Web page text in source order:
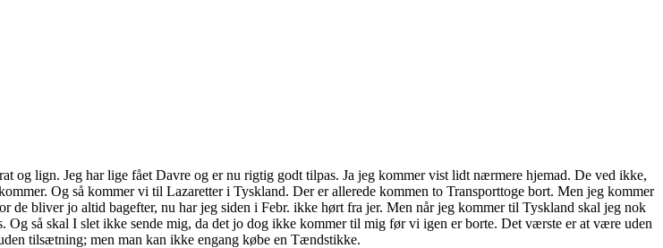
og lign. Jeg har lige fået Davre og er nu rigtig godt tilpas. Ja jeg kommer vist lidt nærmere hjemad. De ved ikke,
Og så kommer vi til Lazaretter i Tyskland. Der er allerede kommen to Transporttoge bort. Men jeg kommer
bliver jo altid bagefter, nu har jeg siden i Febr. ikke hørt fra jer. Men når jeg kommer til Tyskland skal jeg nok
Og så skal I slet ikke sende mig, da det jo dog ikke kommer til mig før vi igen er borte. Det værste er at være uden
tilsætning; men man kan ikke engang købe en Tændstikke.